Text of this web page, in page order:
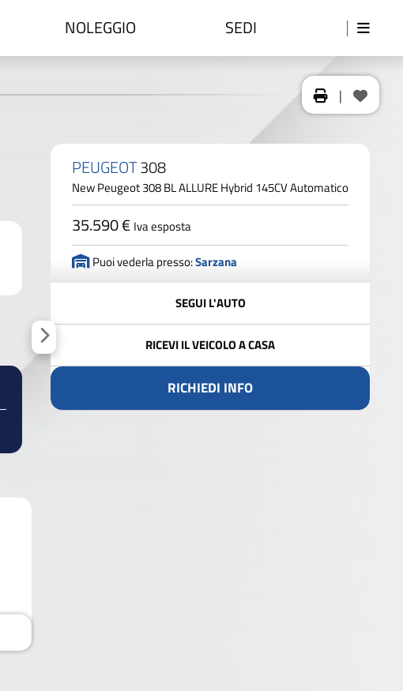
NOLEGGIO SEDI
|
PEUGEOT308
New Peugeot 308 BL ALLURE Hybrid 145CV Automatico
35.590 € Iva esposta
Puoi vederla presso:Sarzana
SEGUI L'AUTO
RICEVI IL VEICOLO A CASA
RICHIEDI INFO